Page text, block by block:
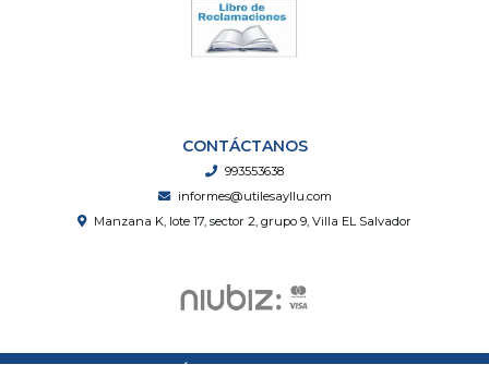
CONTÁCTANOS
993553638
informes@utilesayllu.com
Manzana K, lote 17, sector 2, grupo 9, Villa EL Salvador